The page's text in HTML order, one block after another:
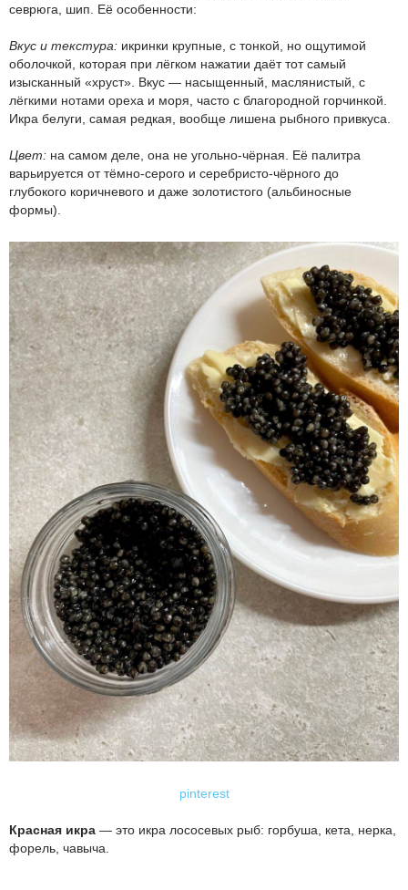
севрюга, шип. Её особенности:
Вкус и текстура: икринки крупные, с тонкой, но ощутимой
оболочкой, которая при лёгком нажатии даёт тот самый
изысканный «хруст». Вкус — насыщенный, маслянистый, с
лёгкими нотами ореха и моря, часто с благородной горчинкой.
Икра белуги, самая редкая, вообще лишена рыбного привкуса.
Цвет: на самом деле, она не угольно-чёрная. Её палитра
варьируется от тёмно-серого и серебристо-чёрного до
глубокого коричневого и даже золотистого (альбиносные
формы).
pinterest
Красная икра — это икра лососевых рыб: горбуша, кета, нерка,
форель, чавыча.